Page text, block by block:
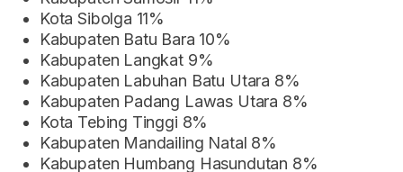
Kota Sibolga 11%
Kabupaten Batu Bara 10%
Kabupaten Langkat 9%
Kabupaten Labuhan Batu Utara 8%
Kabupaten Padang Lawas Utara 8%
Kota Tebing Tinggi 8%
Kabupaten Mandailing Natal 8%
Kabupaten Humbang Hasundutan 8%